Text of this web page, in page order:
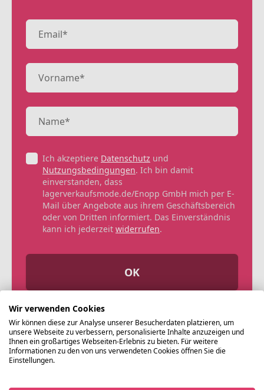
Ich akzeptiere Datenschutz und
Nutzungsbedingungen. Ich bin damit
einverstanden, dass
lagerverkaufsmode.de/Enopp GmbH mich per E-
Mail über Angebote aus ihrem Geschäftsbereich
oder von Dritten informiert. Das Einverständnis
kann ich jederzeit widerrufen.
OK
Wir verwenden Cookies
Wir können diese zur Analyse unserer Besucherdaten platzieren, um
unsere Webseite zu verbessern, personalisierte Inhalte anzuzeigen und
Ihnen ein großartiges Webseiten-Erlebnis zu bieten. Für weitere
Informationen zu den von uns verwendeten Cookies öffnen Sie die
Einstellungen.